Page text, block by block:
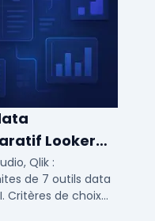
Looker
BI et
Qlik :
de 7 outils data
Critères de choix